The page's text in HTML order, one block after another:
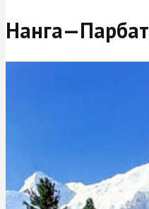
Нанга—Парбат